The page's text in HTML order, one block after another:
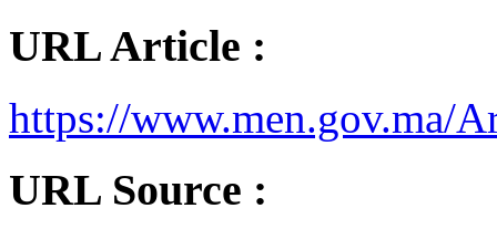
URL Article :
https://www.men.gov.ma/
URL Source :